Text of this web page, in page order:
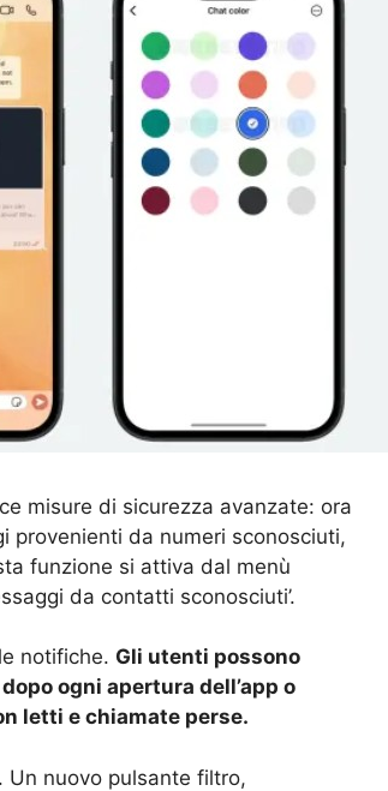
misure di sicurezza avanzate: ora
provenienti da numeri sconosciuti,
funzione si attiva dal menù
da contatti sconosciuti’.
notifiche. Gli utenti possono
ogni apertura dell’app o
letti e chiamate perse.
Un nuovo pulsante filtro,